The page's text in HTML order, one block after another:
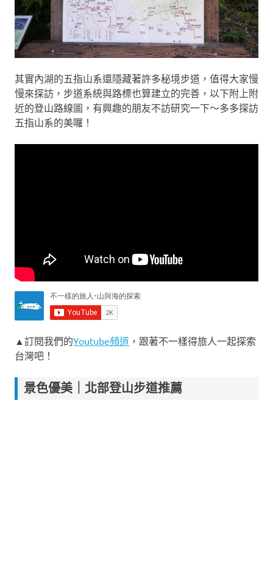
其實內湖的五指山系還隱藏著許多秘境步道，值得大家慢
慢來探訪，步道系統與路標也算建立的完善，以下附上附
近的登山路線圖，有興趣的朋友不訪研究一下～多多探訪
五指山系的美囉！
▲訂閱我們的Youtube頻道 ，跟著不一樣得旅人一起探索
台灣吧！
景色優美｜北部登山步道推薦